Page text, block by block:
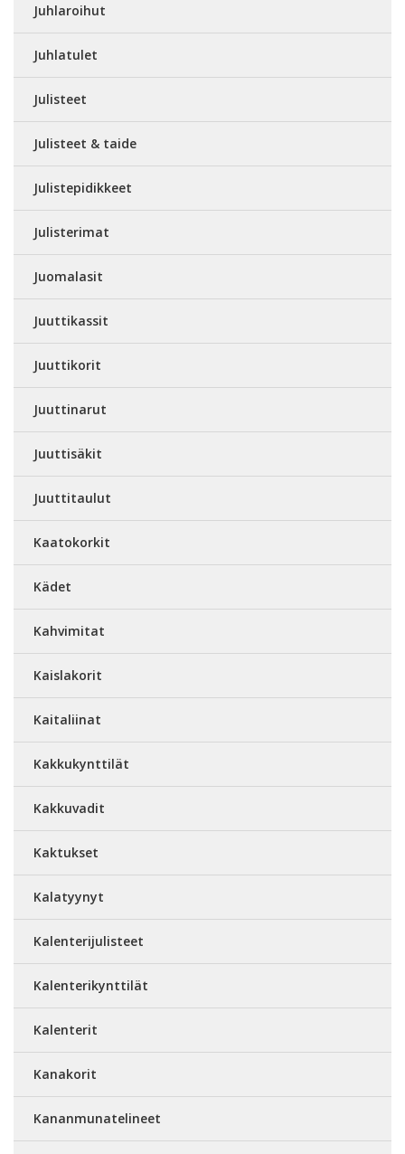
Juhlaroihut
Juhlatulet
Julisteet
Julisteet & taide
Julistepidikkeet
Julisterimat
Juomalasit
Juuttikassit
Juuttikorit
Juuttinarut
Juuttisäkit
Juuttitaulut
Kaatokorkit
Kädet
Kahvimitat
Kaislakorit
Kaitaliinat
Kakkukynttilät
Kakkuvadit
Kaktukset
Kalatyynyt
Kalenterijulisteet
Kalenterikynttilät
Kalenterit
Kanakorit
Kananmunatelineet